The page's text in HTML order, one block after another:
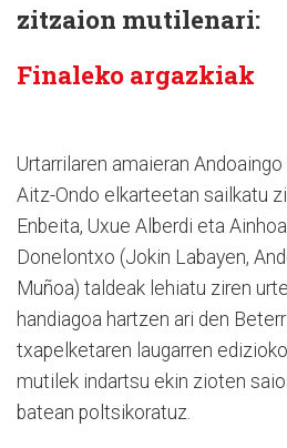
zitzaion mutilenari:
Finaleko argazkiak
Urtarrilaren amaieran
Aitz-Ondo elkarteetan sailkatu
Enbeita, Uxue Alberdi eta
Donelontxo (Jokin Labayen,
Muñoa) taldeak lehiatu ziren
handiagoa hartzen ari den
txapelketaren laugarren
mutilek indartsu ekin zioten
batean poltsikoratuz.